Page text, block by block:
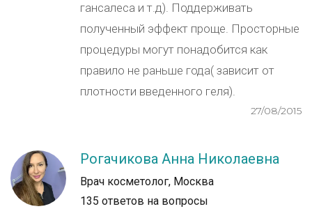
гансалеса и т.д). Поддерживать
полученный эффект проще. Просторные
процедуры могут понадобится как
правило не раньше года( зависит от
плотности введенного геля).
27/08/2015
Рогачикова Анна Николаевна
Врач косметолог, Москва
135 ответов на вопросы